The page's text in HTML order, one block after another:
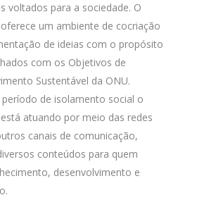
voltados para a sociedade. O
um ambiente de cocriação
de ideias com o propósito
com os Objetivos de
Sustentável da ONU.
de isolamento social o
atuando por meio das redes
canais de comunicação,
conteúdos para quem
desenvolvimento e